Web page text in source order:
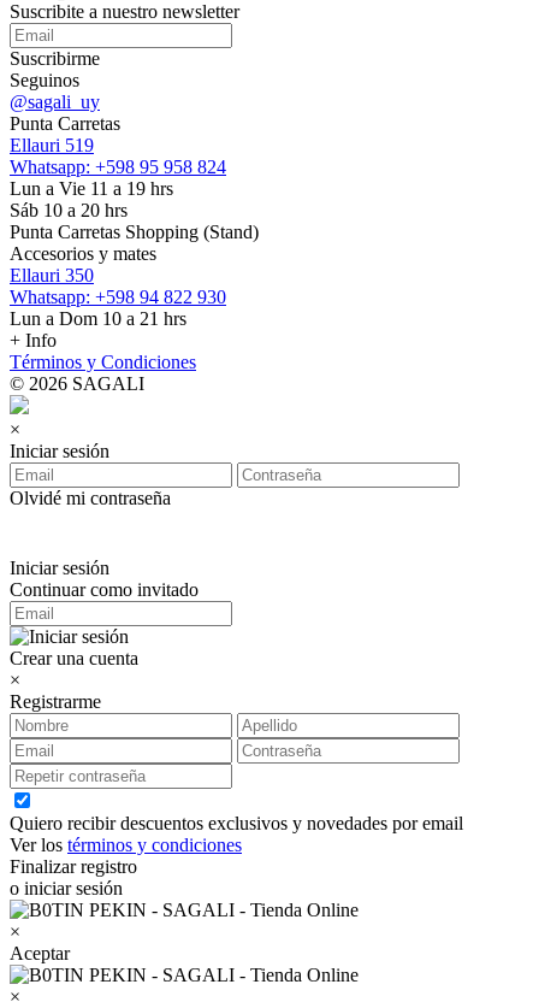
Suscribite a nuestro newsletter
Suscribirme
Seguinos
@sagali_uy
Punta Carretas
Ellauri 519
Whatsapp: +598 95 958 824
Lun a Vie 11 a 19 hrs
Sáb 10 a 20 hrs
Punta Carretas Shopping (Stand)
Accesorios y mates
Ellauri 350
Whatsapp: +598 94 822 930
Lun a Dom 10 a 21 hrs
+ Info
Términos y Condiciones
© 2026 SAGALI
×
Iniciar sesión
Olvidé mi contraseña
Iniciar sesión
Continuar como invitado
Crear una cuenta
×
Registrarme
Quiero recibir descuentos exclusivos y novedades por email
Ver los términos y condiciones
Finalizar registro
o iniciar sesión
×
Aceptar
×